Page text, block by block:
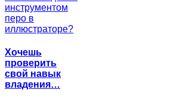
Хочешь
проверить
свой навык
владения…